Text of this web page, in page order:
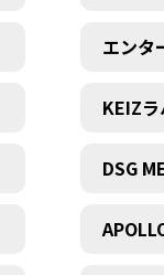
エンタ
KEIZ
DSG